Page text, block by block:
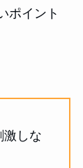
ポイント
激しな